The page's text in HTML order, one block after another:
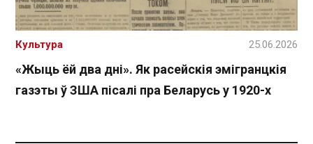
«Жыць ёй два дні». Як расейскія эмігранцкія
газэты ў ЗША пісалі пра Беларусь у 1920-х
Культура 25.06.2026